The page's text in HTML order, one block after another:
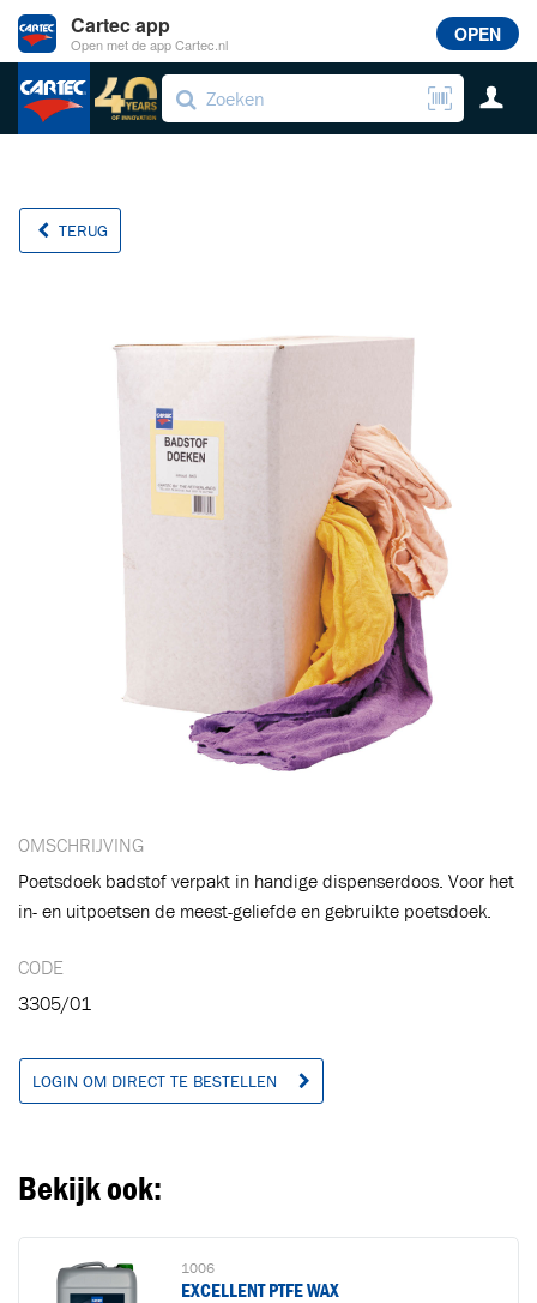
TERUG
OMSCHRIJVING
Poetsdoek badstof verpakt in handige dispenserdoos. Voor het
in- en uitpoetsen de meest-geliefde en gebruikte poetsdoek.
CODE
3305/01
LOGIN OM DIRECT TE BESTELLEN
Bekijk ook:
1006
EXCELLENT PTFE WAX
Cartec app
Open met de app Cartec.nl OPEN